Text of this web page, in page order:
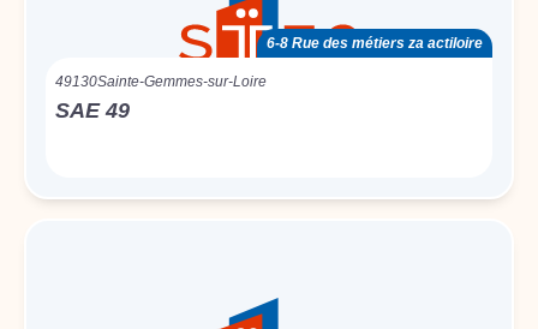
6-8 Rue des métiers za actiloire
49130Sainte-Gemmes-sur-Loire
SAE 49